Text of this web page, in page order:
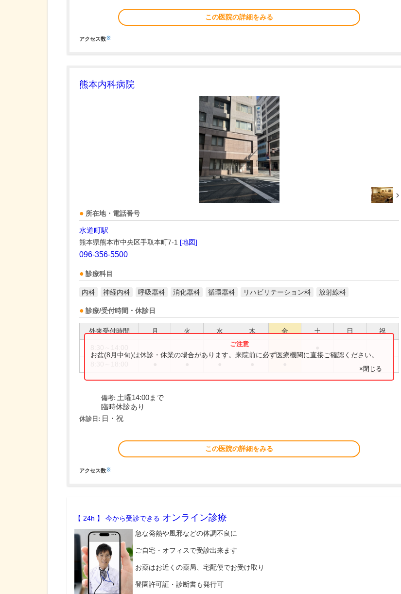
この医院の詳細をみる
アクセス数※
熊本内科病院
所在地・電話番号
水道町駅
熊本県熊本市中央区手取本町7-1 [地図]
096-356-5500
診療科目
内科 神経内科 呼吸器科 消化器科 循環器科 リハビリテーション科 放射線科
診療/受付時間・休診日
外来受付時間 月 火 水 木 金 土 日 祝
お盆(8月中旬)は休診・休業の場合があります。来院前に必ず医療機関に直接ご確認ください。
×閉じる
備考: 土曜14:00まで
臨時休診あり
休診日: 日・祝
この医院の詳細をみる
アクセス数※
【 24h 】 今から受診できる オンライン診療
急な発熱や風邪などの体調不良に
ご自宅・オフィスで受診出来ます
お薬はお近くの薬局、宅配便でお受け取り
登園許可証・診断書も発行可